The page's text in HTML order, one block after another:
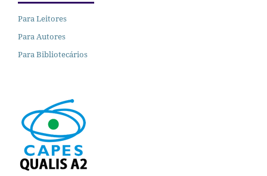
Para Leitores
Para Autores
Para Bibliotecários